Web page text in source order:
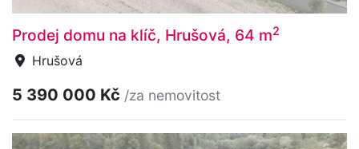
Prodej domu na klíč, Hrušová, 64 m2
Hrušová
5 390 000 Kč /za nemovitost